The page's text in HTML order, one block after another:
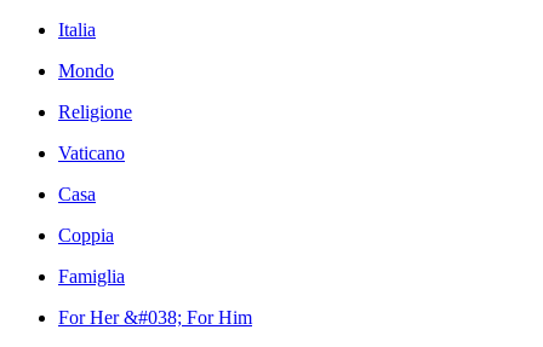
Italia
Mondo
Religione
Vaticano
Casa
Coppia
Famiglia
For Her &#038; For Him